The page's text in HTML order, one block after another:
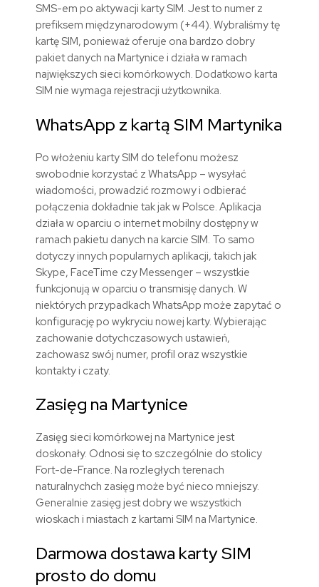
SMS-em po aktywacji karty SIM. Jest to numer z
prefiksem międzynarodowym (+44). Wybraliśmy tę
kartę SIM, ponieważ oferuje ona bardzo dobry
pakiet danych na Martynice i działa w ramach
największych sieci komórkowych. Dodatkowo karta
SIM nie wymaga rejestracji użytkownika.
WhatsApp z kartą SIM Martynika
Po włożeniu karty SIM do telefonu możesz
swobodnie korzystać z WhatsApp – wysyłać
wiadomości, prowadzić rozmowy i odbierać
połączenia dokładnie tak jak w Polsce. Aplikacja
działa w oparciu o internet mobilny dostępny w
ramach pakietu danych na karcie SIM. To samo
dotyczy innych popularnych aplikacji, takich jak
Skype, FaceTime czy Messenger – wszystkie
funkcjonują w oparciu o transmisję danych. W
niektórych przypadkach WhatsApp może zapytać o
konfigurację po wykryciu nowej karty. Wybierając
zachowanie dotychczasowych ustawień,
zachowasz swój numer, profil oraz wszystkie
kontakty i czaty.
Zasięg na Martynice
Zasięg sieci komórkowej na Martynice jest
doskonały. Odnosi się to szczególnie do stolicy
Fort-de-France. Na rozległych terenach
naturalnychch zasięg może być nieco mniejszy.
Generalnie zasięg jest dobry we wszystkich
wioskach i miastach z kartami SIM na Martynice.
Darmowa dostawa karty SIM
prosto do domu